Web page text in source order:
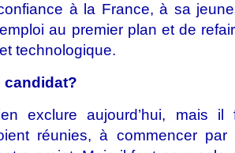
à la France, à sa
au premier plan et de
technologique.
candidat?
exclure aujourd’hui, mais il
réunies, à commencer par